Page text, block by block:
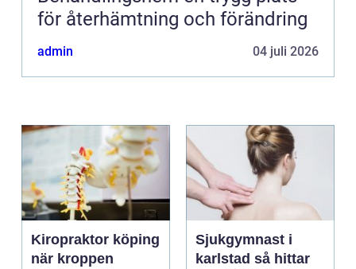
för återhämtning och förändring
admin 04 juli 2026
Kiropraktor köping
när kroppen
Sjukgymnast i
karlstad så hittar